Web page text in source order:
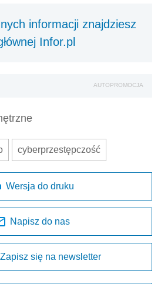
informacji znajdziesz
Infor.pl
AUTOPROMOCJA
cyberprzestępczość
Wersja do druku
Napisz do nas
Zapisz się na newsletter